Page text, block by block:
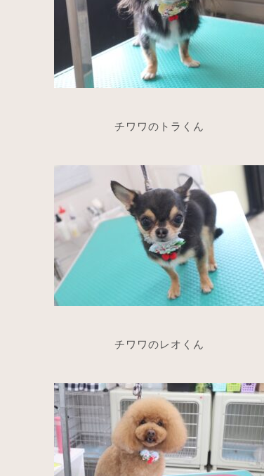
チワワのトラくん
チワワのレオくん